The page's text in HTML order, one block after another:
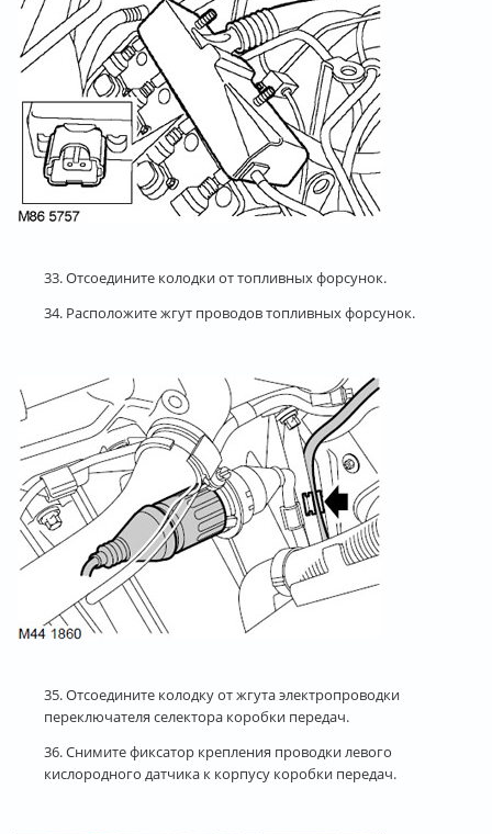
33. Отсоедините колодки от топливных форсунок.
34. Расположите жгут проводов топливных форсунок.
35. Отсоедините колодку от жгута электропроводки
переключателя селектора коробки передач.
36. Снимите фиксатор крепления проводки левого
кислородного датчика к корпусу коробки передач.